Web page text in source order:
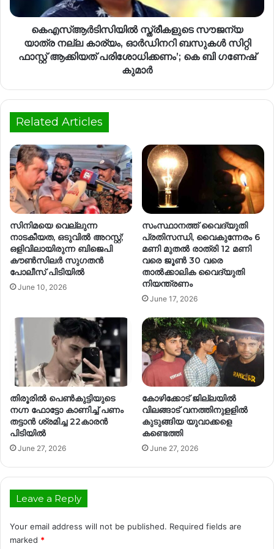
കെഎസ്ആർടിസിയിൽ സ്ത്രീകളുടെ സൗജന്യ
യാത്ര നല്ല കാര്യം, ഓർഡിനറി ബസുകൾ സിറ്റി
ഫാസ്റ്റ് ആക്കിയത് പരിശോധിക്കണം’; കെ ബി ഗണേഷ്
കുമാർ
Related Articles
സിനിമയെ വെല്ലുന്ന
നാടകീയത, ഒടുവിൽ അറസ്റ്റ്;
ഒളിവിലായിരുന്ന ബിജെപി
കൗൺസിലർ സുഗതൻ
പോലീസ് പിടിയിൽ
June 10, 2026
സംസ്ഥാനത്ത് വൈദ്യുതി
പ്രതിസന്ധി, വൈകുന്നേരം 6
മണി മുതൽ രാത്രി 12 മണി
വരെ ജൂൺ 30 വരെ
താൽക്കാലിക വൈദ്യുതി
നിയന്ത്രണം
June 17, 2026
തിരൂരിൽ പെൺകുട്ടിയുടെ
നഗ്ന ഫോട്ടോ കാണിച്ച് പണം
തട്ടാൻ ശ്രമിച്ച 22കാരൻ
പിടിയിൽ
June 27, 2026
കോഴിക്കോട് ജില്ലയിൽ
വിലങ്ങാട് വനത്തിനുളളില്‍
കുടുങ്ങിയ യുവാക്കളെ
കണ്ടെത്തി
June 27, 2026
Leave a Reply
Your email address will not be published. Required fields are
marked *